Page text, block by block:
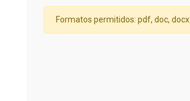
Formatos permitidos: pdf, doc, docx